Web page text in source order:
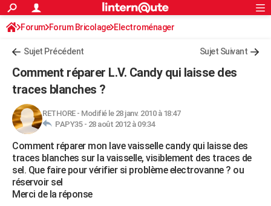
ACTUALITÉS
Politique
Société
Faits Divers
Education
Monde
Villes
+
Programme TV
TNTStreaming
Cinéma
Sorties cinéma
Musique
+FINANCE
Retraite
Impôts
Epargne
Immobilier
Risques naturels par ville
Banque
Assurance
Crédit
AUTO
Essais
Réserver un essai
Citadines
Berlines
SUV
Forum auto
HIGH-TECH
Mobiles
Meilleur smartphone
Internet
Ordinateurs
Jeux vidéo
Guide high-tech
+BRICOLAGE
Forum
Aménagement intérieur
Extérieur
Cuisine
Salle de bains
Jardinage
Rangement
WEEK-END
S'inscrire
Connexion
Forum Forum Bricolage Electroménager
Sujet Précédent Sujet Suivant
Comment réparer L.V. Candy qui laisse des
traces blanches ?
RETHORE- Modifié le 28 janv. 2010 à 18:47
PAPY35 - 28 août 2012 à 09:34
Comment réparer mon lave vaisselle candy qui laisse des
traces blanches sur la vaisselle, visiblement des traces de
sel. Que faire pour vérifier si problème electrovanne ? ou
réservoir sel
Merci de la réponse